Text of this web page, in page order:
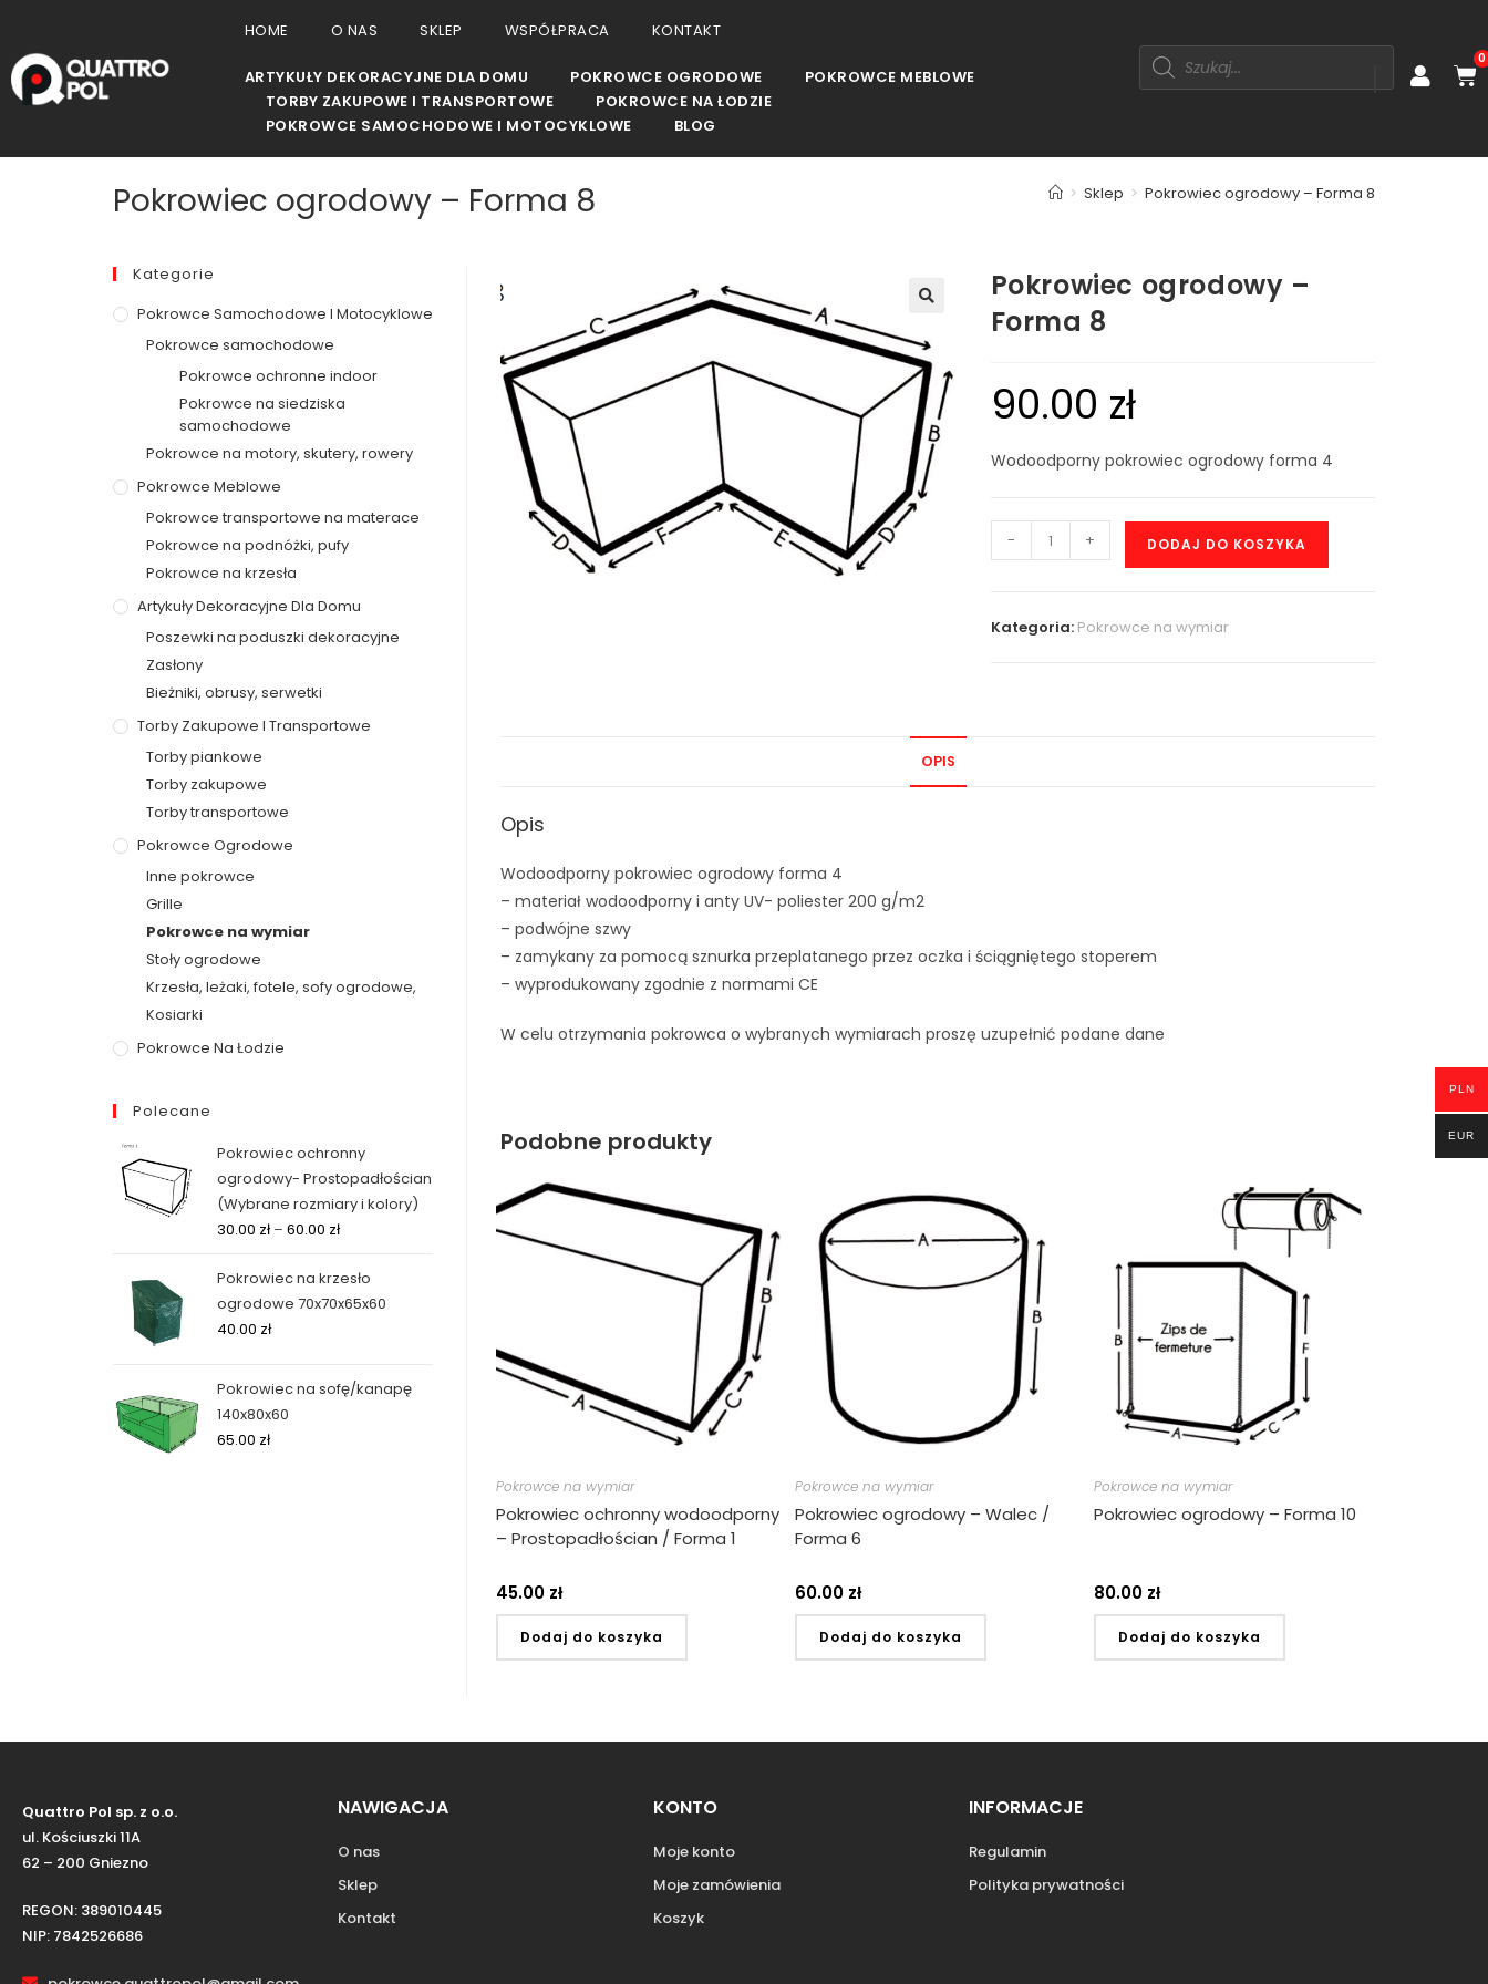
HOME O NAS SKLEP WSPÓŁPRACA KONTAKT
ARTYKUŁY DEKORACYJNE DLA DOMU POKROWCE OGRODOWE
POKROWCE MEBLOWE
TORBY ZAKUPOWE I TRANSPORTOWE
POKROWCE NA ŁODZIE
POKROWCE SAMOCHODOWE I MOTOCYKLOWE
BLOG
0
Pokrowiec ogrodowy – Forma 8 > Sklep > Pokrowiec ogrodowy – Forma 8
Pokrowiec ogrodowy –
Forma 8
90.00 zł
Wodoodporny pokrowiec ogrodowy forma 4
- + DODAJ DO KOSZYKA
Kategoria: Pokrowce na wymiar
OPIS
Opis
Wodoodporny pokrowiec ogrodowy forma 4
– materiał wodoodporny i anty UV- poliester 200 g/m2
– podwójne szwy
– zamykany za pomocą sznurka przeplatanego przez oczka i ściągniętego stoperem
– wyprodukowany zgodnie z normami CE
W celu otrzymania pokrowca o wybranych wymiarach proszę uzupełnić podane dane
Podobne produkty
Pokrowce na wymiar
Pokrowiec ochronny wodoodporny
– Prostopadłościan / Forma 1
45.00 zł
Dodaj do koszyka
Pokrowce na wymiar
Pokrowiec ogrodowy – Walec /
Forma 6
60.00 zł
Dodaj do koszyka
Pokrowce na wymiar
Pokrowiec ogrodowy – Forma 10
80.00 zł
Dodaj do koszyka
Kategorie
Pokrowce Samochodowe I Motocyklowe
Pokrowce samochodowe
Pokrowce ochronne indoor
Pokrowce na siedziska
samochodowe
Pokrowce na motory, skutery, rowery
Pokrowce Meblowe
Pokrowce transportowe na materace
Pokrowce na podnóżki, pufy
Pokrowce na krzesła
Artykuły Dekoracyjne Dla Domu
Poszewki na poduszki dekoracyjne
Zasłony
Bieżniki, obrusy, serwetki
Torby Zakupowe I Transportowe
Torby piankowe
Torby zakupowe
Torby transportowe
Pokrowce Ogrodowe
Inne pokrowce
Grille
Pokrowce na wymiar
Stoły ogrodowe
Krzesła, leżaki, fotele, sofy ogrodowe,
Kosiarki
Pokrowce Na Łodzie
Polecane
Pokrowiec ochronny
ogrodowy- Prostopadłościan
(Wybrane rozmiary i kolory)
30.00 zł – 60.00 zł
Pokrowiec na krzesło
ogrodowe 70x70x65x60
40.00 zł
Pokrowiec na sofę/kanapę
140x80x60
65.00 zł
Quattro Pol sp. z o.o.
ul. Kościuszki 11A
62 – 200 Gniezno
REGON: 389010445
NIP: 7842526686
NAWIGACJA
O nas
Sklep
Kontakt
KONTO
Moje konto
Moje zamówienia
Koszyk
INFORMACJE
Regulamin
Polityka prywatności
PLN
EUR